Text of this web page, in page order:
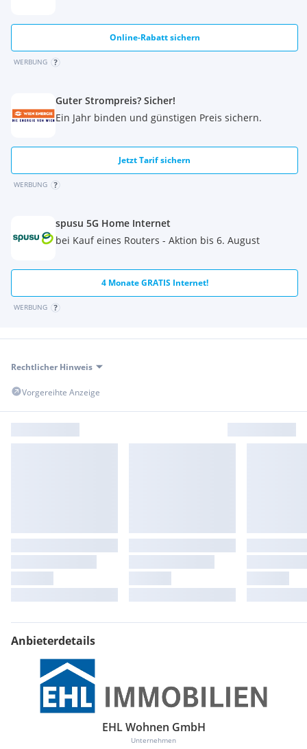
lebenswert - ideal für alle, die das urbane Leben lieben.
Öffentliche Verkehrsanbindung:
Straßenbahn: 1, 2
Beziehbar nach Vereinbarung
Wir weisen darauf hin, dass zwischen dem Vermittler und
dem zu vermittelnden Dritten ein familiäres oder
wirtschaftliches Naheverhältnis besteht.
Online-Rabatt sichern
WERBUNG
Guter Strompreis? Sicher!
Ein Jahr binden und günstigen Preis sichern.
Jetzt Tarif sichern
WERBUNG
spusu 5G Home Internet
bei Kauf eines Routers - Aktion bis 6. August
4 Monate GRATIS Internet!
WERBUNG
Rechtlicher Hinweis
Vorgereihte Anzeige
Anbieterdetails
EHL Wohnen GmbH
Unternehmen